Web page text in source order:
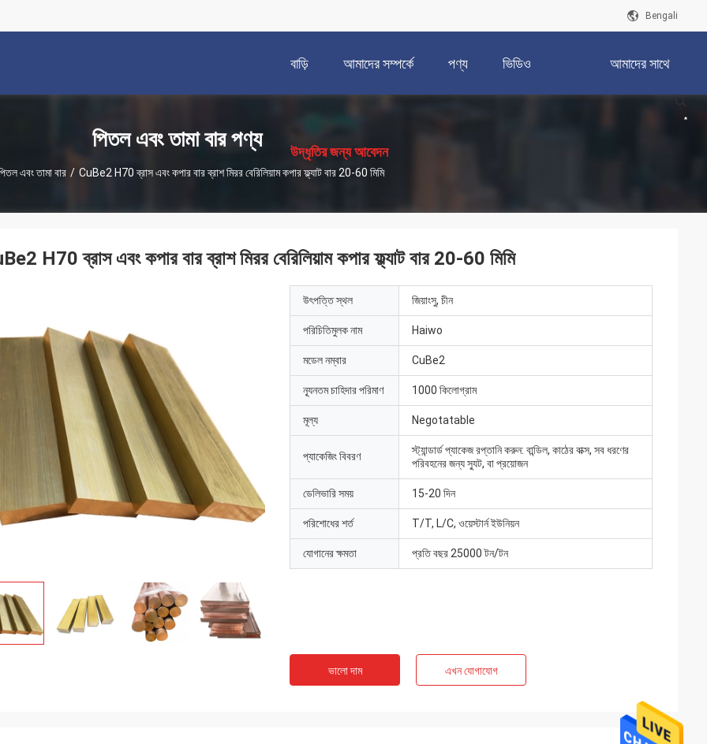
Bengali
বাড়ি আমাদের সম্পর্কে পণ্য ভিডিও আমাদের সাথে
যোগাযোগ করুন
উদ্ধৃতির জন্য আবেদন
পিতল এবং তামা বার পণ্য
এবং তামা বার / CuBe2 H70 ব্রাস এবং কপার বার ব্রাশ মিরর বেরিলিয়াম কপার ফ্ল্যাট বার 20-60 মিমি
H70 ব্রাস এবং কপার বার ব্রাশ মিরর বেরিলিয়াম কপার ফ্ল্যাট বার 20-60 মিমি
উৎপত্তি স্থল জিয়াংসু, চীন
পরিচিতিমুলক নাম Haiwo
মডেল নম্বার CuBe2
ন্যূনতম চাহিদার পরিমাণ 1000 কিলোগ্রাম
মূল্য Negotatable
প্যাকেজিং বিবরণ
স্ট্যান্ডার্ড প্যাকেজ রপ্তানি করুন: বান্ডিল, কাঠের বাক্স, সব ধরণের
পরিবহনের জন্য স্যুট, বা প্রয়োজন
ডেলিভারি সময় 15-20 দিন
পরিশোধের শর্ত T/T, L/C, ওয়েস্টার্ন ইউনিয়ন
যোগানের ক্ষমতা প্রতি বছর 25000 টন/টন
ভালো দাম এখন যোগাযোগ